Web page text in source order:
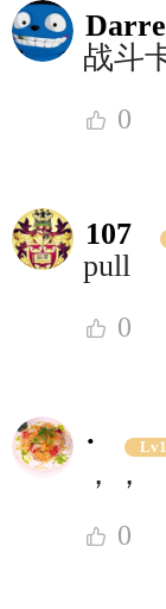
战斗
0
107
pull
0
·
，，
0